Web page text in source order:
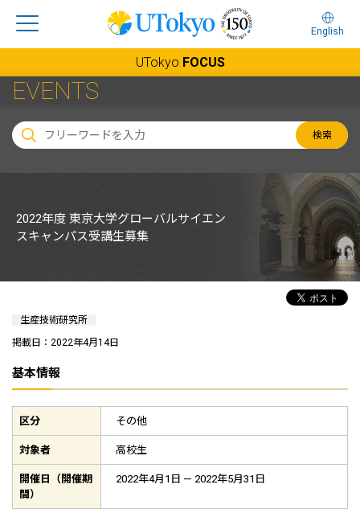
English
UTokyo FOCUS
EVENTS
検索
2022年度 東京大学グローバルサイエン
スキャンパス受講生募集
生産技術研究所
掲載日：2022年4月14日
基本情報
区分 その他
対象者 高校生
開催日（開催期
間）
2022年4月1日 — 2022年5月31日